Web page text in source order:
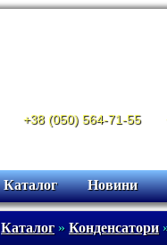
+38 (050) 564-71-55
Каталог Новини
Каталог» Конденсатори